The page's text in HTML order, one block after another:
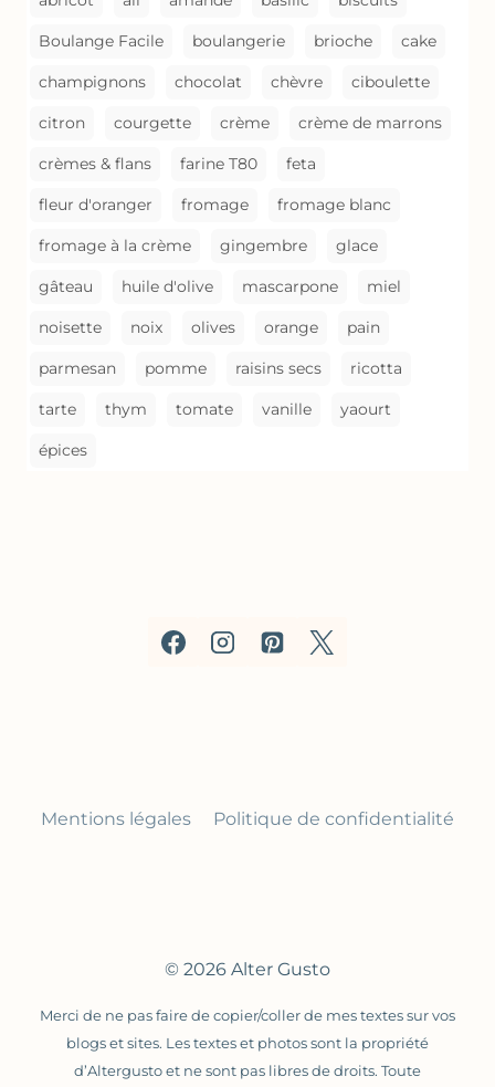
Boulange Facile boulangerie brioche cake
champignons chocolat chèvre ciboulette
citron courgette crème crème de marrons
crèmes & flans farine T80 feta
fleur d'oranger fromage fromage blanc
fromage à la crème gingembre glace
gâteau huile d'olive mascarpone miel
noisette noix olives orange pain
parmesan pomme raisins secs ricotta
tarte thym tomate vanille yaourt
épices
Mentions légales Politique de confidentialité
© 2026 Alter Gusto
Merci de ne pas faire de copier/coller de mes textes sur vos
blogs et sites. Les textes et photos sont la propriété
d’Altergusto et ne sont pas libres de droits. Toute